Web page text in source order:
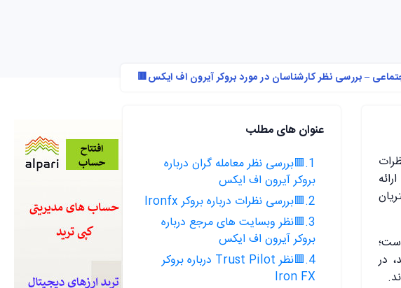
در
عنوان های مطلب
1.🟥بررسی نظر معامله گران درباره
بروکر آیرون اف ایکس
2.🟥بررسی نظرات درباره بروکر Ironfx
3.🟥نظر وبسایت های مرجع درباره
بروکر آیرون اف ایکس
4.🟥نظر Trust Pilot درباره بروکر
Iron FX